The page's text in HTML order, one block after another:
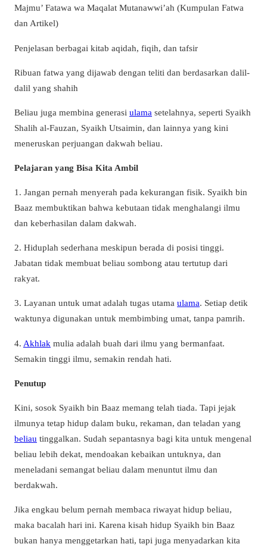
Majmu’ Fatawa wa Maqalat Mutanawwi’ah (Kumpulan Fatwa
dan Artikel)
Penjelasan berbagai kitab aqidah, fiqih, dan tafsir
Ribuan fatwa yang dijawab dengan teliti dan berdasarkan dalil-
dalil yang shahih
Beliau juga membina generasi ulama setelahnya, seperti Syaikh
Shalih al-Fauzan, Syaikh Utsaimin, dan lainnya yang kini
meneruskan perjuangan dakwah beliau.
Pelajaran yang Bisa Kita Ambil
1. Jangan pernah menyerah pada kekurangan fisik. Syaikh bin
Baaz membuktikan bahwa kebutaan tidak menghalangi ilmu
dan keberhasilan dalam dakwah.
2. Hiduplah sederhana meskipun berada di posisi tinggi.
Jabatan tidak membuat beliau sombong atau tertutup dari
rakyat.
3. Layanan untuk umat adalah tugas utama ulama. Setiap detik
waktunya digunakan untuk membimbing umat, tanpa pamrih.
4. Akhlak mulia adalah buah dari ilmu yang bermanfaat.
Semakin tinggi ilmu, semakin rendah hati.
Penutup
Kini, sosok Syaikh bin Baaz memang telah tiada. Tapi jejak
ilmunya tetap hidup dalam buku, rekaman, dan teladan yang
beliau tinggalkan. Sudah sepantasnya bagi kita untuk mengenal
beliau lebih dekat, mendoakan kebaikan untuknya, dan
meneladani semangat beliau dalam menuntut ilmu dan
berdakwah.
Jika engkau belum pernah membaca riwayat hidup beliau,
maka bacalah hari ini. Karena kisah hidup Syaikh bin Baaz
bukan hanya menggetarkan hati, tapi juga menyadarkan kita